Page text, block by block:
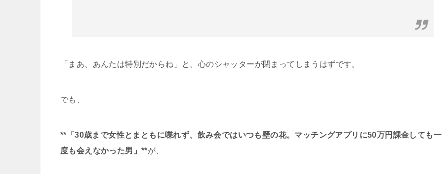
「まあ、あんたは特別だからね」と、心のシャッターが閉まってしまうはずです。
でも、
**「30歳まで女性とまともに喋れず、飲み会ではいつも壁の花。マッチングアプリに50万円課金しても一
度も会えなかった男」**が、